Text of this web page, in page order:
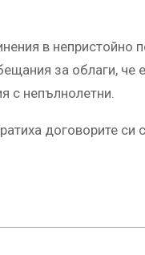
в непристойно
за облаги, че
с непълнолетни.
договорите си